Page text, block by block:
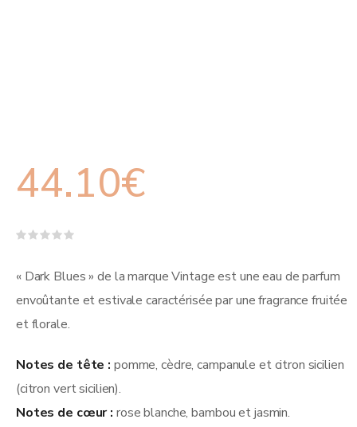
44.10€
5
« Dark Blues » de la marque Vintage est une eau de parfum
envoûtante et estivale caractérisée par une fragrance fruitée
et florale.
Notes de tête : pomme, cèdre, campanule et citron sicilien
(citron vert sicilien).
Notes de cœur : rose blanche, bambou et jasmin.